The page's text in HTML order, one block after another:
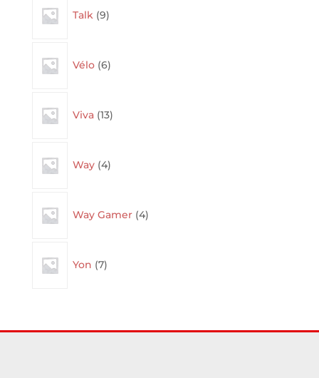
Talk 9products
Vélo 6products
Viva 13products
Way 4products
Way Gamer 4products
Yon 7products